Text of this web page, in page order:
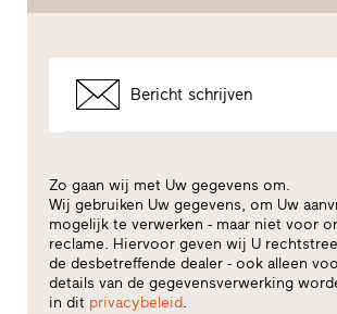
Bericht schrijven
Zo gaan wij met Uw gegevens om.
Wij gebruiken Uw gegevens, om Uw
mogelijk te verwerken - maar niet voor
reclame. Hiervoor geven wij U
de desbetreffende dealer - ook alleen
details van de gegevensverwerking
in dit privacybeleid.